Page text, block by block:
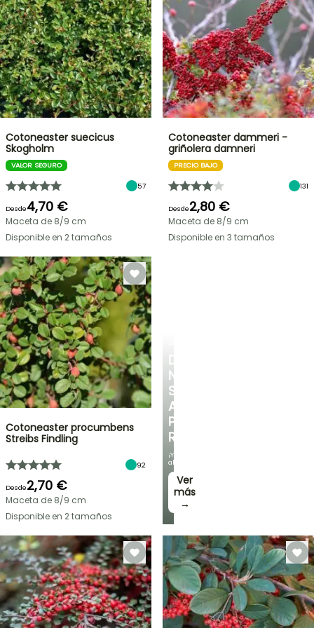
OFERTA
RELÁMPAGO
¡HASTA
UN
30
%
DE
BULBOS
DESCUBRE
NUESTRA
SELECCIÓN
A
PRECIOS
REDUCIDOS
¡Y
ahorra!
Ver
más
→
Cotoneaster suecicus
Skogholm
VALOR SEGURO
57
Desde4,70 €
Maceta de 8/9 cm
Disponible en 2 tamaños
Cotoneaster dammeri -
griñolera damneri
PRECIO BAJO
131
Desde2,80 €
Maceta de 8/9 cm
Disponible en 3 tamaños
Cotoneaster procumbens
Streibs Findling
92
Desde2,70 €
Maceta de 8/9 cm
Disponible en 2 tamaños